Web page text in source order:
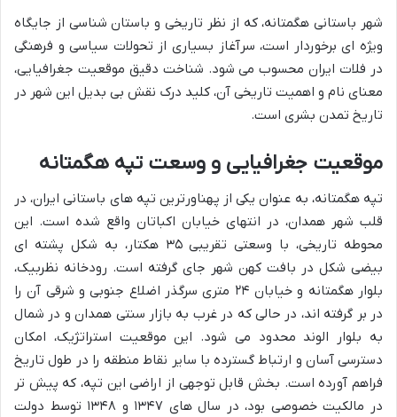
شهر باستانی هگمتانه، که از نظر تاریخی و باستان شناسی از جایگاه
ویژه ای برخوردار است، سرآغاز بسیاری از تحولات سیاسی و فرهنگی
در فلات ایران محسوب می شود. شناخت دقیق موقعیت جغرافیایی،
معنای نام و اهمیت تاریخی آن، کلید درک نقش بی بدیل این شهر در
تاریخ تمدن بشری است.
موقعیت جغرافیایی و وسعت تپه هگمتانه
تپه هگمتانه، به عنوان یکی از پهناورترین تپه های باستانی ایران، در
قلب شهر همدان، در انتهای خیابان اکباتان واقع شده است. این
محوطه تاریخی، با وسعتی تقریبی ۳۵ هکتار، به شکل پشته ای
بیضی شکل در بافت کهن شهر جای گرفته است. رودخانه نظربیک،
بلوار هگمتانه و خیابان ۲۴ متری سرگذر اضلاع جنوبی و شرقی آن را
در بر گرفته اند، در حالی که در غرب به بازار سنتی همدان و در شمال
به بلوار الوند محدود می شود. این موقعیت استراتژیک، امکان
دسترسی آسان و ارتباط گسترده با سایر نقاط منطقه را در طول تاریخ
فراهم آورده است. بخش قابل توجهی از اراضی این تپه، که پیش تر
در مالکیت خصوصی بود، در سال های ۱۳۴۷ و ۱۳۴۸ توسط دولت